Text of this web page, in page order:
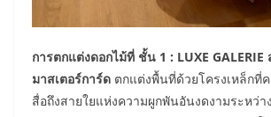
การตกแต่งดอกไม้ที่ ชั้น 1 : LUXE
มาสเตอร์การ์ด ตกแต่งพื้นที่ด้วยโครงเหล็กที่
สื่อถึงสายใยแห่งความผูกพันอันงดงามระหว่